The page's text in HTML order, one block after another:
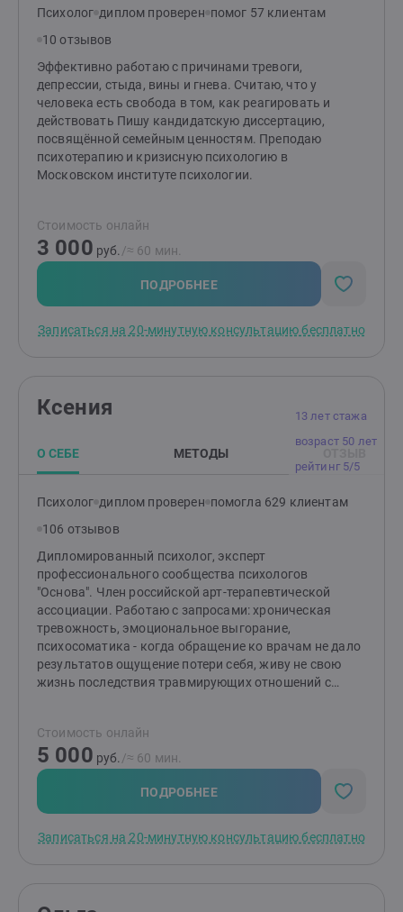
Психолог диплом проверен помог 57 клиентам
10 отзывов
Эффективно работаю с причинами тревоги,
депрессии, стыда, вины и гнева. Считаю, что у
человека есть свобода в том, как реагировать и
действовать Пишу кандидатскую диссертацию,
посвящённой семейным ценностям. Преподаю
психотерапию и кризисную психологию в
Московском институте психологии.
Стоимость онлайн
3 000 руб. /≈ 60 мин.
ПОДРОБНЕЕ
Записаться на 20-минутную консультацию бесплатно
13 лет стажа
возраст 50 лет
рейтинг 5/5
Ксения
О СЕБЕ МЕТОДЫ
Психолог диплом проверен помогла 629 клиентам
106 отзывов
Дипломированный психолог, эксперт
профессионального сообщества психологов
"Основа". Член российской арт-терапевтической
ассоциации. Работаю с запросами: хроническая
тревожность, эмоциональное выгорание,
психосоматика - когда обращение ко врачам не дало
результатов ощущение потери себя, живу не свою
жизнь последствия травмирующих отношений с
экзистенциальный кризис, переживание внутреннего
тупика работа с глубинными изменениями и
восстановлением аутентичности Мой любимый метод
работы со взрослыми - глубинная терапия, работа с
подсознанием. Я написала и защитила диссертацию
ограничивающих убеждений, которые формируются
Стоимость онлайн
5 000 руб. /≈ 60 мин.
ПОДРОБНЕЕ
Записаться на 20-минутную консультацию бесплатно